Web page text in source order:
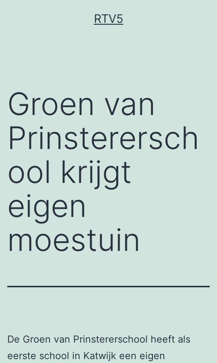
RTV5
Groen van
Prinsterersch
ool krijgt
eigen
moestuin
De Groen van Prinstererschool heeft als
eerste school in Katwijk een eigen